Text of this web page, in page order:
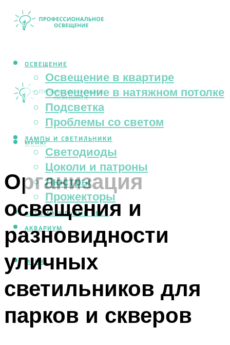
ОСВЕЩЕНИЕ
Освещение в квартире
Освещение в натяжном потолке
Подсветка
Проблемы со светом
ЛАМПЫ И СВЕТИЛЬНИКИ
Светодиоды
Цоколи и патроны
Люстры
Прожекторы
АВТОМОБИЛЬНЫЙ СВЕТ
АКВАРИУМ
МЕНЮ
МЕНЮ
Организация
освещения и
разновидности
уличных
светильников для
парков и скверов